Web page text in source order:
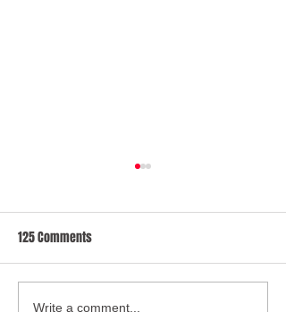
125 Comments
Write a comment...